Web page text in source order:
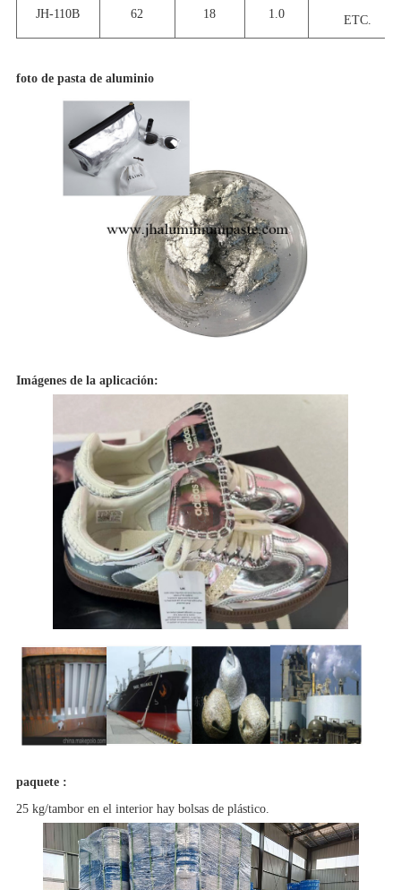
ETC.
JH-110B 62 18 1.0
foto de pasta de aluminio
Imágenes de la aplicación:
paquete :
25 kg/tambor en el interior hay bolsas de plástico.